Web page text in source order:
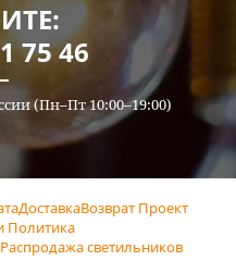
75 46
(Пн–Пт 10:00–19:00)
ДоставкаВозврат Проект
Политика
Распродажа светильников